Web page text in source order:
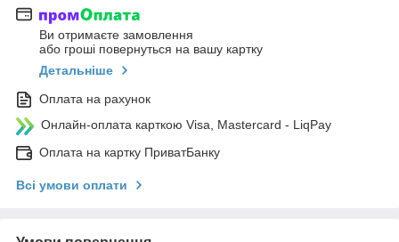
Ви отримаєте замовлення
або гроші повернуться на вашу картку
Детальніше
Оплата на рахунок
Онлайн-оплата карткою Visa, Mastercard - LiqPay
Оплата на картку ПриватБанку
Всі умови оплати